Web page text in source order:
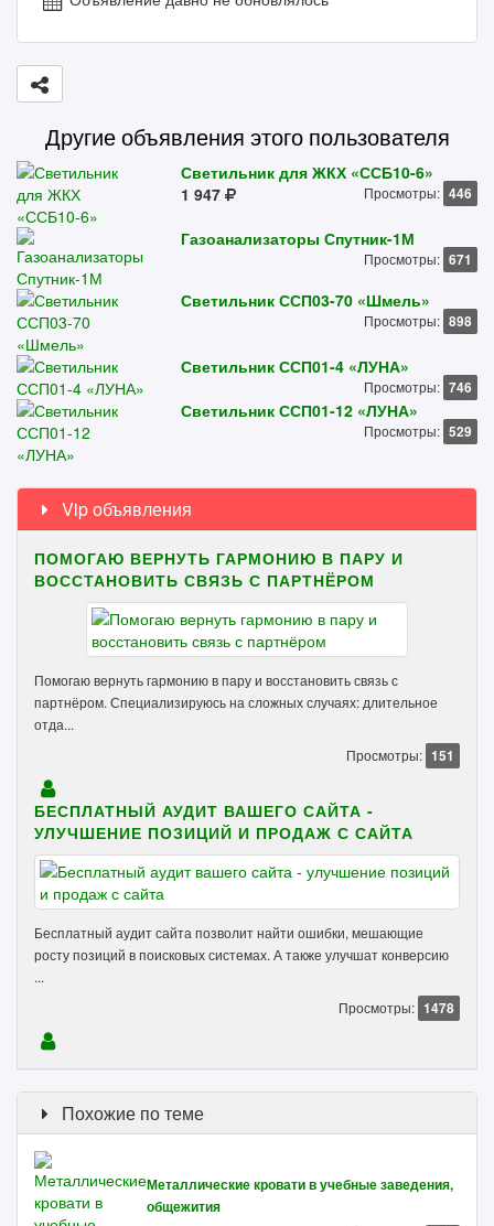
Другие объявления этого пользователя
Светильник для ЖКХ «ССБ10-6»
1 947
Просмотры: 446
Газоанализаторы Спутник-1М
Просмотры: 671
Светильник ССП03-70 «Шмель»
Просмотры: 898
Светильник ССП01-4 «ЛУНА»
Просмотры: 746
Светильник ССП01-12 «ЛУНА»
Просмотры: 529
Vip объявления
ПОМОГАЮ ВЕРНУТЬ ГАРМОНИЮ В ПАРУ И
ВОССТАНОВИТЬ СВЯЗЬ С ПАРТНЁРОМ
Помогаю вернуть гармонию в пару и восстановить связь с
партнёром. Специализируюсь на сложных случаях: длительное
отда...
Просмотры: 151
БЕСПЛАТНЫЙ АУДИТ ВАШЕГО САЙТА -
УЛУЧШЕНИЕ ПОЗИЦИЙ И ПРОДАЖ С САЙТА
Бесплатный аудит сайта позволит найти ошибки, мешающие
росту позиций в поисковых системах. А также улучшат конверсию
...
Просмотры: 1478
Похожие по теме
Металлические кровати в учебные заведения,
общежития